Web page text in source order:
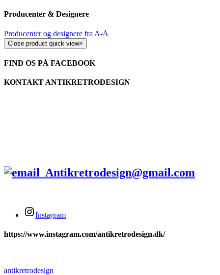
Producenter & Designere
Producenter og designere fra A-Å
Close product quick view×
FIND OS PÅ FACEBOOK
KONTAKT ANTIKRETRODESIGN
Antikretrodesign@gmail.com
Instagram
https://www.instagram.com/antikretrodesign.dk/
antikretrodesign